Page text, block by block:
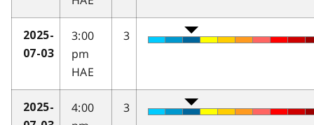
2025-
07-03
3:00
pm
HAE
3
2025-
4:00
3